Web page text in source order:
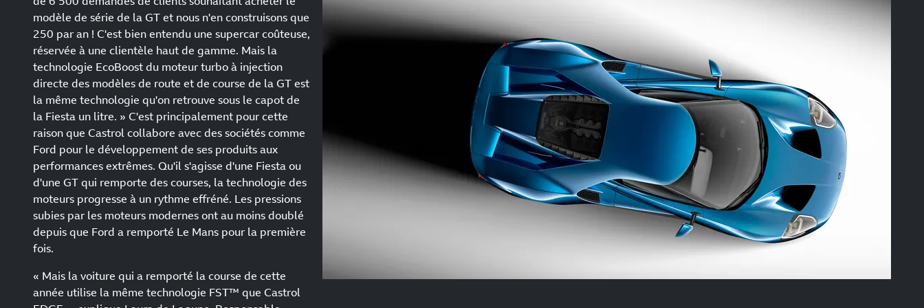
modèle de série de la GT et nous n'en construisons que
250 par an ! C'est bien entendu une supercar coûteuse,
réservée à une clientèle haut de gamme. Mais la
technologie EcoBoost du moteur turbo à injection
directe des modèles de route et de course de la GT est
la même technologie qu'on retrouve sous le capot de
la Fiesta un litre. » C'est principalement pour cette
raison que Castrol collabore avec des sociétés comme
Ford pour le développement de ses produits aux
performances extrêmes. Qu'il s'agisse d'une Fiesta ou
d'une GT qui remporte des courses, la technologie des
moteurs progresse à un rythme effréné. Les pressions
subies par les moteurs modernes ont au moins doublé
depuis que Ford a remporté Le Mans pour la première
fois.
« Mais la voiture qui a remporté la course de cette
année utilise la même technologie FST™ que Castrol